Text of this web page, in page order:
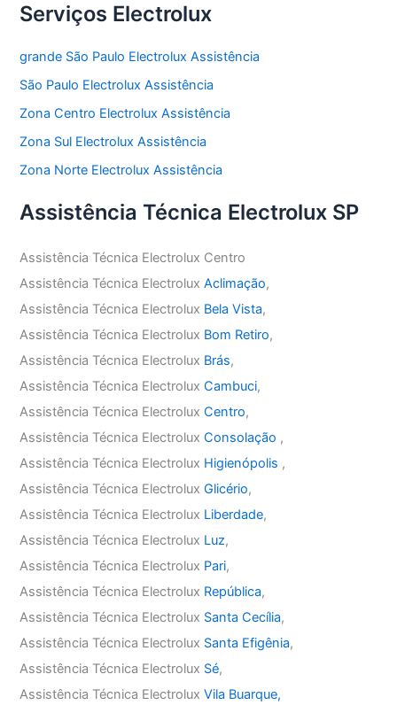
Serviços Electrolux
grande São Paulo Electrolux Assistência
São Paulo Electrolux Assistência
Zona Centro Electrolux Assistência
Zona Sul Electrolux Assistência
Zona Norte Electrolux Assistência
Assistência Técnica Electrolux SP
Assistência Técnica Electrolux Centro
Assistência Técnica ElectroluxAclimação,
Assistência Técnica Electrolux Bela Vista,
Assistência Técnica Electrolux Bom Retiro,
Assistência Técnica Electrolux Brás,
Assistência Técnica ElectroluxCambuci,
Assistência Técnica ElectroluxCentro,
Assistência Técnica ElectroluxConsolação ,
Assistência Técnica Electrolux Higienópolis ,
Assistência Técnica ElectroluxGlicério,
Assistência Técnica Electrolux Liberdade,
Assistência Técnica Electrolux Luz,
Assistência Técnica Electrolux Pari,
Assistência Técnica Electrolux República,
Assistência Técnica Electrolux Santa Cecília,
Assistência Técnica Electrolux Santa Efigênia,
Assistência Técnica Electrolux Sé,
Assistência Técnica ElectroluxVila Buarque,